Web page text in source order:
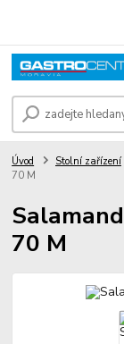
Úvod Stolní zařízení
70 M
70 M